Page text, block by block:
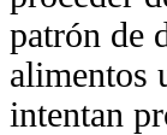
patrón de
alimentos
intentan